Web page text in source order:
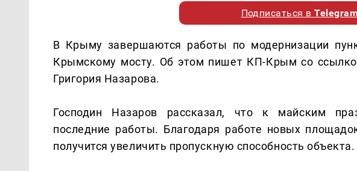
Подписаться вTelegram
В Крыму завершаются работы по модернизации
Крымскому мосту. Об этом пишет КП-Крым со
Григория Назарова.
Господин Назаров рассказал, что к майским
последние работы. Благодаря работе новых
получится увеличить пропускную способность объекта.